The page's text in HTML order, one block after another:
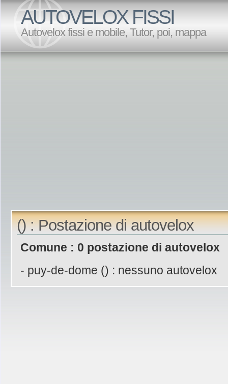
AUTOVELOX FISSI
Autovelox fissi e mobile, Tutor, poi, mappa
() : Postazione di autovelox
Comune : 0 postazione di autovelox
- puy-de-dome () : nessuno autovelox